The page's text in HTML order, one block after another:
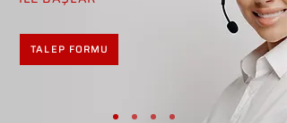
TALEP FORMU